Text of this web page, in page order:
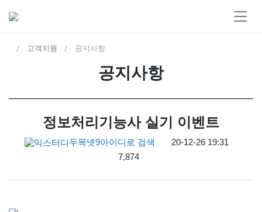
고객지원 공지사항
공지사항
정보처리기능사 실기 이벤트
두목넷9아이디로 검색
20-12-26 19:31
7,874